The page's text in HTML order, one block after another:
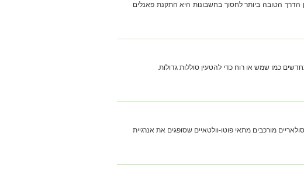
הדרך הטובה ביותר לחסוך בחשבונות היא התקנת פאנלים
כמו שמש או רוח כדי להטעין סוללות גדולות.
מורכבים מתאי פוטו-וולטאיים שסופגים את אנרגיית